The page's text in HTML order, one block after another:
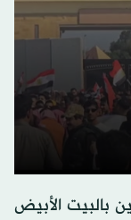
بالبيت الأبيض